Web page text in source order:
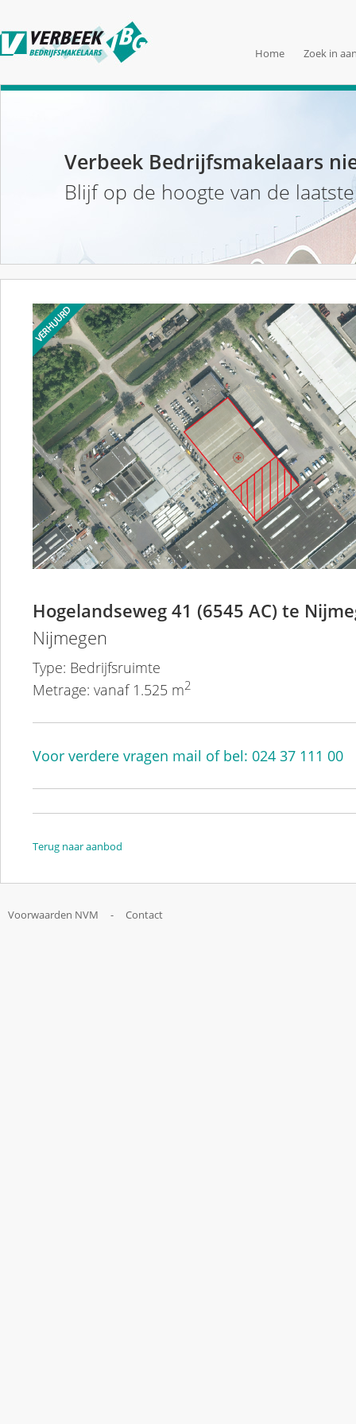
Home Zoek in
Verbeek Bedrijfsmakelaars
Blijf op de hoogte van de
Hogelandseweg 41 (6545 AC) te
Nijmegen
Type: Bedrijfsruimte
Metrage: vanaf 1.525 m2
Voor verdere vragen mail of bel: 024 37 111 00
Terug naar aanbod
Voorwaarden NVM - Contact